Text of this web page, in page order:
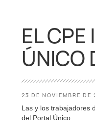
EL
ÚNICO
23 DE NOVIEMBRE DE
Las y los trabajadores
del Portal Único.